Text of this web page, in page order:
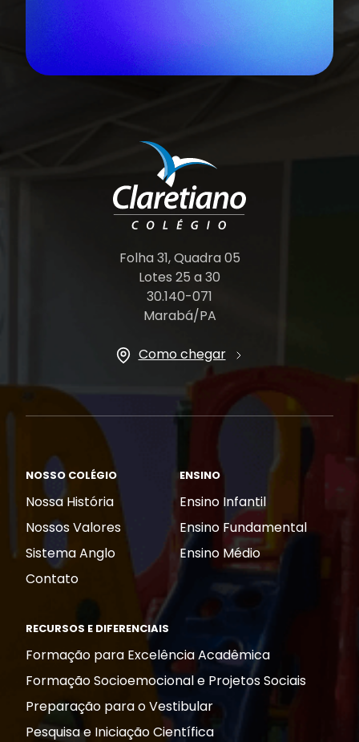
Folha 31, Quadra 05
Lotes 25 a 30
30.140-071
Marabá/PA
Como chegar
NOSSO COLÉGIO
Nossa História
Nossos Valores
Sistema Anglo
Contato
ENSINO
Ensino Infantil
Ensino Fundamental
Ensino Médio
RECURSOS E DIFERENCIAIS
Formação para Excelência Acadêmica
Formação Socioemocional e Projetos Sociais
Preparação para o Vestibular
Pesquisa e Iniciação Científica